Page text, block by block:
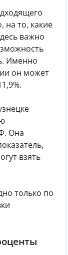
на то, какие
важно
Именно
он может
Она
взять
только по